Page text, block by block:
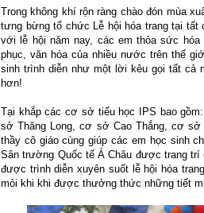
Trong không khí rộn ràng chào đón mùa
tưng bừng tổ chức Lễ hội hóa trang tại
với lễ hội năm nay, các em thỏa sức hóa
phục, văn hóa của nhiều nước trên thế
sinh trình diễn như một lời kêu gọi tất cả
hơn!
Tại khắp các cơ sở tiểu học IPS bao
sở Thăng Long, cơ sở Cao Thắng, cơ sở
thầy cô giáo cùng giúp các em học sinh
Sân trường Quốc tế Á Châu được trang trí
được trình diễn xuyên suốt lễ hội hóa
mỏi khi khi được thưởng thức những tiết